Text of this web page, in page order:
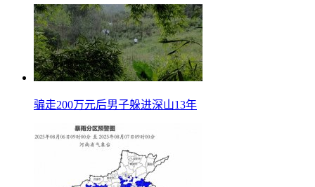
骗走200万元后男子躲进深山13年